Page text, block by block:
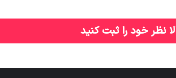
نظر خود را ثبت کنید